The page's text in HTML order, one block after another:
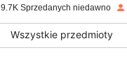
4,92 20
9.7K Sprzedanych niedawno
Wszystkie przedmioty